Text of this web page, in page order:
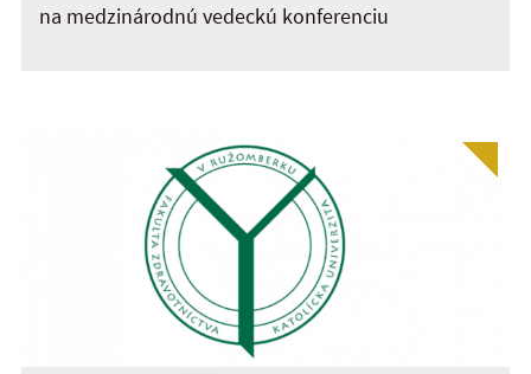
na medzinárodnú vedeckú konferenciu